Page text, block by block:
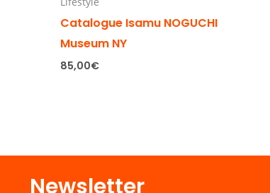
Catalogue Isamu NOGUCHI
Museum NY
85,00€
Newsletter​